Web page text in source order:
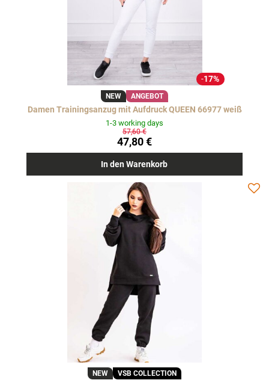
17%
NEW ANGEBOT
Damen Trainingsanzug mit Aufdruck QUEEN 66977 weiß
1-3 working days
47,80 €
57,60 €
In den Warenkorb
NEW VSB COLLECTION